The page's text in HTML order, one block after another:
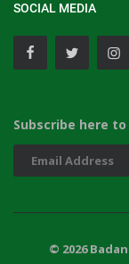
SOCIAL MEDIA
Subscribe here
© 2026